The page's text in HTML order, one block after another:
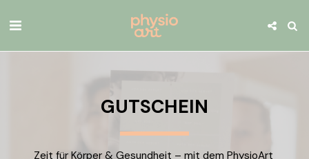
GUTSCHEIN
Zeit für Körper & Gesundheit – mit dem PhysioArt